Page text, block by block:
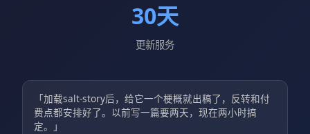
30天
更新服务
「加载salt-story后，给它一个梗概就出稿了，反转和付
费点都安排好了。以前写一篇要两天，现在两小时搞
定。」